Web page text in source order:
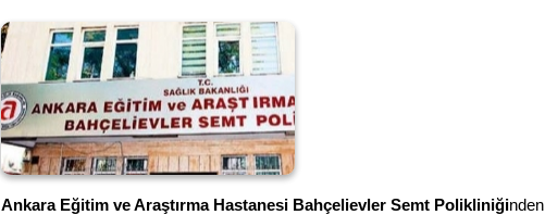
Ankara Eğitim ve Araştırma Hastanesi Bahçelievler Semt Polikliniğinden